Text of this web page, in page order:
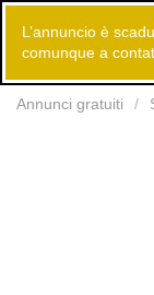
Annunci gratuiti
L’annuncio è
comunque a